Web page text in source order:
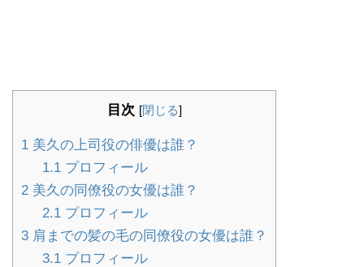
目次 [閉じる]
1 美久の上司役の俳優は誰？
1.1プロフィール
2 美久の同僚役の女優は誰？
2.1プロフィール
3 肩までの髪の毛の同僚役の女優は誰？
3.1プロフィール